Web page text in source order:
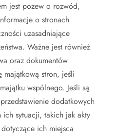
jest pozew o rozwód,
o stronach
uzasadniające
Ważne jest również
oraz dokumentów
majątkową stron, jeśli
wspólnego. Jeśli są
dodatkowych
sytuacji, takich jak akty
ich miejsca